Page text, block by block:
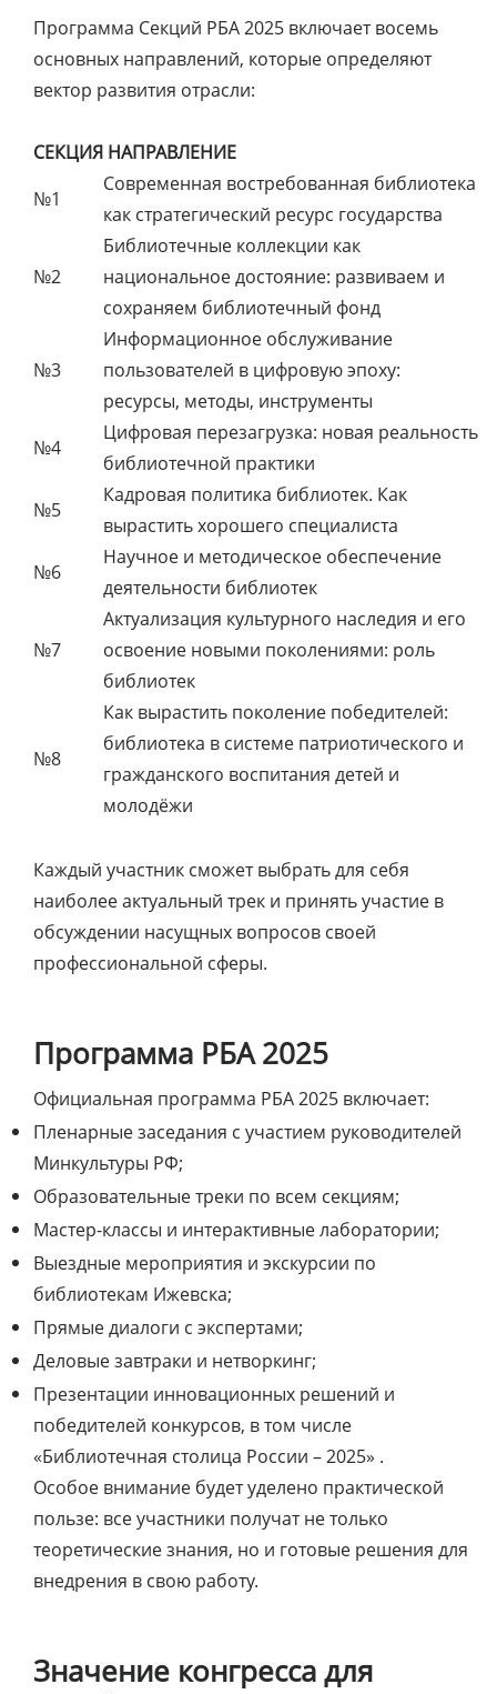
Программа Секций РБА 2025 включает восемь
основных направлений, которые определяют
вектор развития отрасли:
СЕКЦИЯ НАПРАВЛЕНИЕ
№1
Современная востребованная библиотека
как стратегический ресурс государства
№2
Библиотечные коллекции как
национальное достояние: развиваем и
сохраняем библиотечный фонд
№3
Информационное обслуживание
пользователей в цифровую эпоху:
ресурсы, методы, инструменты
№4
Цифровая перезагрузка: новая реальность
библиотечной практики
№5
Кадровая политика библиотек. Как
вырастить хорошего специалиста
№6
Научное и методическое обеспечение
деятельности библиотек
№7
Актуализация культурного наследия и его
освоение новыми поколениями: роль
библиотек
№8
Как вырастить поколение победителей:
библиотека в системе патриотического и
гражданского воспитания детей и
молодёжи
Каждый участник сможет выбрать для себя
наиболее актуальный трек и принять участие в
обсуждении насущных вопросов своей
профессиональной сферы.
Программа РБА 2025
Официальная программа РБА 2025 включает:
Пленарные заседания с участием руководителей
Минкультуры РФ;
Образовательные треки по всем секциям;
Мастер-классы и интерактивные лаборатории;
Выездные мероприятия и экскурсии по
библиотекам Ижевска;
Прямые диалоги с экспертами;
Деловые завтраки и нетворкинг;
Презентации инновационных решений и
победителей конкурсов, в том числе
«Библиотечная столица России – 2025» .
Особое внимание будет уделено практической
пользе: все участники получат не только
теоретические знания, но и готовые решения для
внедрения в свою работу.
Значение конгресса для